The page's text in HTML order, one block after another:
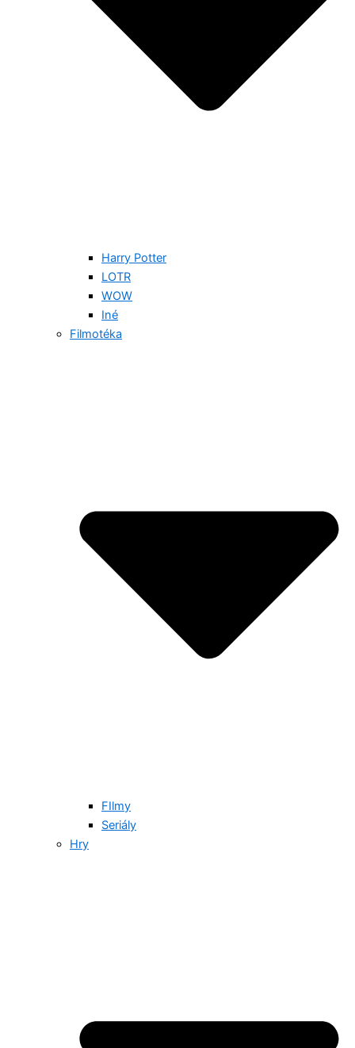
Harry Potter
LOTR
WOW
Iné
Filmotéka
FIlmy
Seriály
Hry